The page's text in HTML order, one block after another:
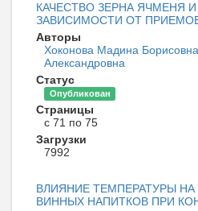
КАЧЕСТВО ЗЕРНА ЯЧМЕНЯ
ЗАВИСИМОСТИ ОТ
Авторы
Хоконова Мадина Борисовна
Александровна
Статус
Опубликован
Страницы
с 71 по 75
Загрузки
7992
ВЛИЯНИЕ ТЕМПЕРАТУРЫ НА
ВИННЫХ НАПИТКОВ ПРИ